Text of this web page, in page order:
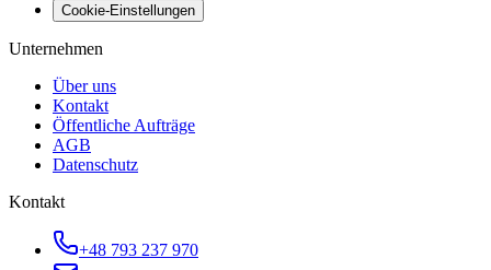
Cookie-Einstellungen
Unternehmen
Über uns
Kontakt
Öffentliche Aufträge
AGB
Datenschutz
Kontakt
+48 793 237 970